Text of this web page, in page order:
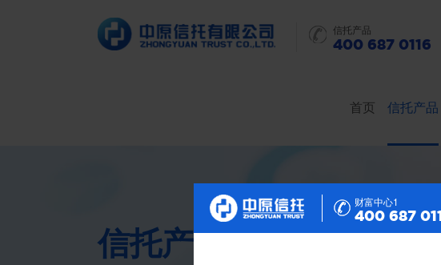
信托产品
400 687 0116
首页 信托产品
信托产品
财富中心2
400 687
财富中心1
400 687